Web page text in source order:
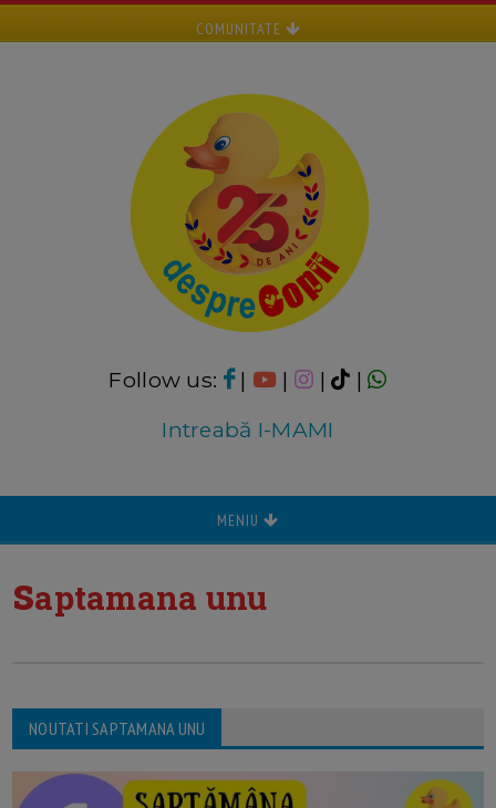
COMUNITATE
Follow us: | | |
|
Intreabă I-MAMI
MENIU
saptamana unu
NOUTATI SAPTAMANA UNU